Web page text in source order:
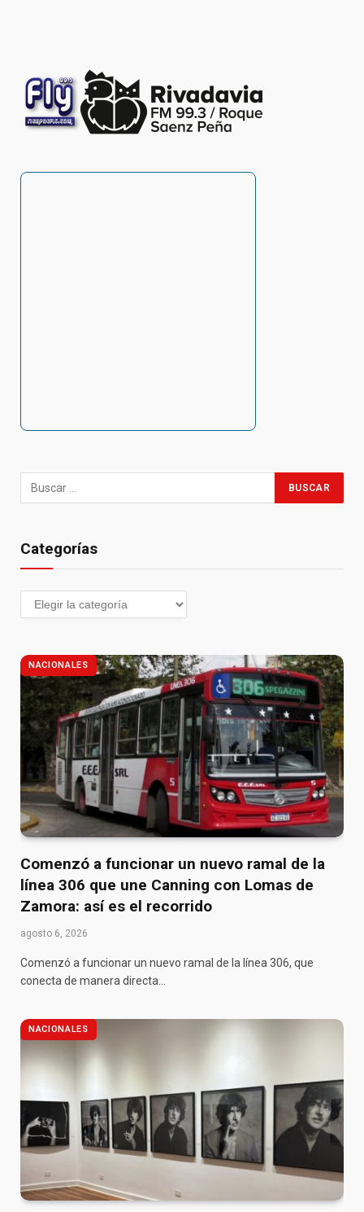
Categorías
NACIONALES
Comenzó a funcionar un nuevo ramal de la
línea 306 que une Canning con Lomas de
Zamora: así es el recorrido
agosto 6, 2026
Comenzó a funcionar un nuevo ramal de la línea 306, que
conecta de manera directa…
NACIONALES